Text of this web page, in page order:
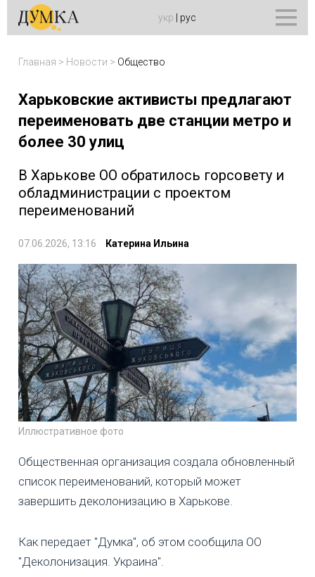
укр рус
Главная > Новости > Общество
Харьковские активисты предлагают
переименовать две станции метро и
более 30 улиц
В Харькове ОО обратилось горсовету и
обладминистрации с проектом
переименований
07.06.2026, 13:16 Катерина Ильина
Иллюстративное фото
Общественная организация создала обновленный
список переименований, который может
завершить деколонизацию в Харькове.
Как передает "Думка", об этом сообщила ОО
"Деколонизация. Украина".